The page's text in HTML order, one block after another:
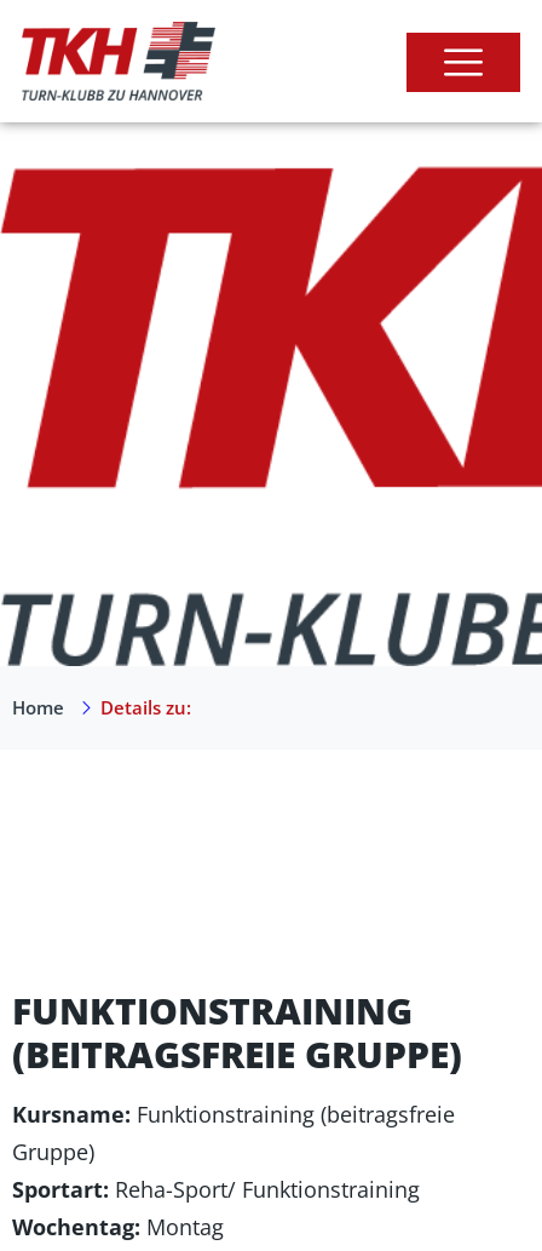
Home Details zu:
FUNKTIONSTRAINING
(BEITRAGSFREIE GRUPPE)
Kursname: Funktionstraining (beitragsfreie
Gruppe)
Sportart: Reha-Sport/ Funktionstraining
Wochentag: Montag